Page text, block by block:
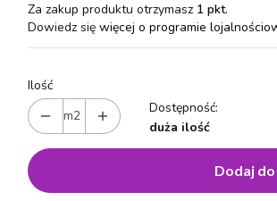
Za zakup produktu otrzymasz 1 pkt.
Dowiedz się więcej o programie
Ilość
m2
Dostępność:
duża ilość
Dodaj